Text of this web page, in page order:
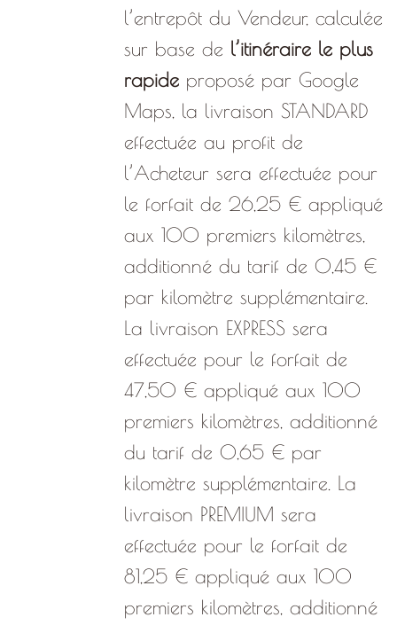
l’entrepôt du Vendeur, calculée
sur base de l’itinéraire le plus
rapide proposé par Google
Maps, la livraison STANDARD
effectuée au profit de
l’Acheteur sera effectuée pour
le forfait de 26,25 € appliqué
aux 100 premiers kilomètres,
additionné du tarif de 0,45 €
par kilomètre supplémentaire.
La livraison EXPRESS sera
effectuée pour le forfait de
47,50 € appliqué aux 100
premiers kilomètres, additionné
du tarif de 0,65 € par
kilomètre supplémentaire. La
livraison PREMIUM sera
effectuée pour le forfait de
81,25 € appliqué aux 100
premiers kilomètres, additionné